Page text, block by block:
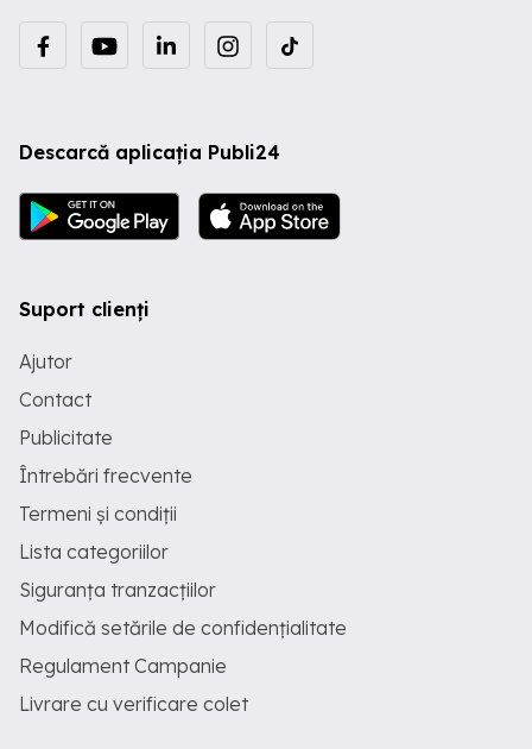
Descarcă aplicația Publi24
Suport clienți
Ajutor
Contact
Publicitate
Întrebări frecvente
Termeni și condiții
Lista categoriilor
Siguranța tranzacțiilor
Modifică setările de confidențialitate
Regulament Campanie
Livrare cu verificare colet